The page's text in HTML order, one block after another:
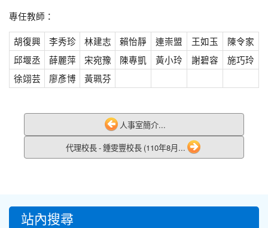
專任教師：
胡復興
李秀珍 林建志 賴怡靜 連崇盟 王如玉
陳令家
邱堰丞
薛麗萍 宋宛豫 陳專凱 黃小玲 謝碧容
施巧玲
徐翊芸
廖彥博 黃珮芬
人事室簡介...
代理校長 - 鍾雯豐校長 (110年8月...
::: 站內搜尋